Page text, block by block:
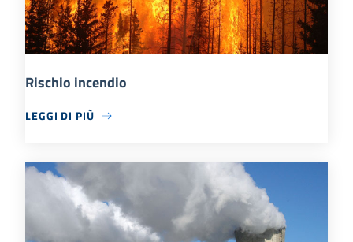
Rischio incendio
LEGGI DI PIÙ